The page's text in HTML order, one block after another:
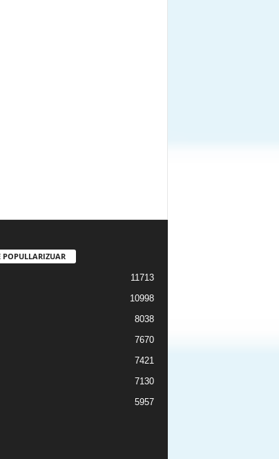
POPULLARIZUAR
11713
10998
8038
7670
7421
7130
5957